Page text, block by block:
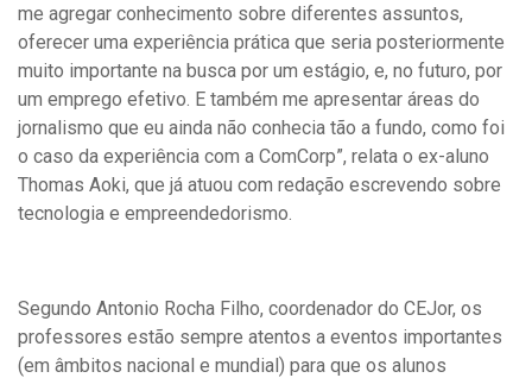
me agregar conhecimento sobre diferentes assuntos,
oferecer uma experiência prática que seria posteriormente
muito importante na busca por um estágio, e, no futuro, por
um emprego efetivo. E também me apresentar áreas do
jornalismo que eu ainda não conhecia tão a fundo, como foi
o caso da experiência com a ComCorp”, relata o ex-aluno
Thomas Aoki, que já atuou com redação escrevendo sobre
tecnologia e empreendedorismo.
Segundo Antonio Rocha Filho, coordenador do CEJor, os
professores estão sempre atentos a eventos importantes
(em âmbitos nacional e mundial) para que os alunos